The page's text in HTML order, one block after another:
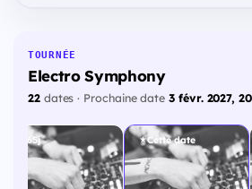
TOURNÉE
Electro Symphony
22dates · Prochaine date3 févr. 2027,
265j Cette date